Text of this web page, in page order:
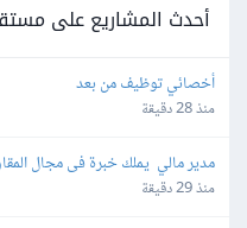
أحدث المشاريع على
أخصائي توظيف من بعد
منذ 28 دقيقة
مدير مالي  يملك خبرة فى مجال
منذ 29 دقيقة